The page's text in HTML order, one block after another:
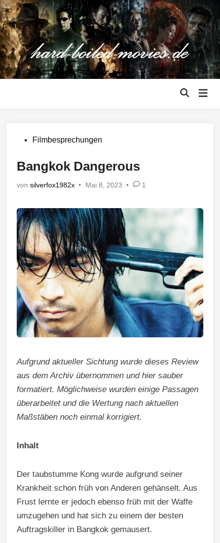
Zum
Inhalt
springen
Suche
Veröffentlicht
Filmbesprechungen
Bangkok Dangerous
von silverfox1982x • Mai 8, 2023 • 1
Aufgrund aktueller Sichtung wurde dieses Review
aus dem Archiv übernommen und hier sauber
formatiert. Möglichweise wurden einige Passagen
überarbeitet und die Wertung nach aktuellen
Maßstäben noch einmal korrigiert.
Inhalt
Der taubstumme Kong wurde aufgrund seiner
Krankheit schon früh von Anderen gehänselt. Aus
Frust lernte er jedoch ebenso früh mit der Waffe
umzugehen und hat sich zu einem der besten
Auftragskiller in Bangkok gemausert.